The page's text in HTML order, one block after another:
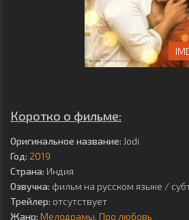
Коротко о фильме:
Оригинальное название: Jodi
Год: 2019
Страна: Индия
Озвучка: фильм на русском языке /
Трейлер: отсутствует
Жанр: Мелодрамы Про любовь